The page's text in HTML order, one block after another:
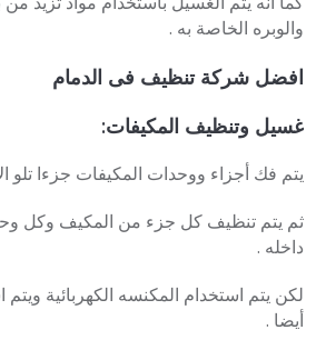
والوبره الخاصة به .
افضل شركة تنظيف فى الدمام
غسيل وتنظيف المكيفات:
يتم فك أجزاء ووحدات المكيفات جزءا تلو
ثم يتم تنظيف كل جزء من المكيف وكل
داخله .
لكن يتم استخدام المكنسه الكهربائية
أيضا .